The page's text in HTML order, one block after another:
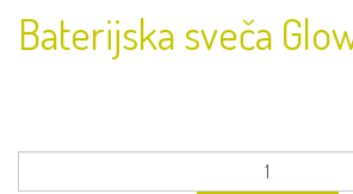
Baterijska sveča